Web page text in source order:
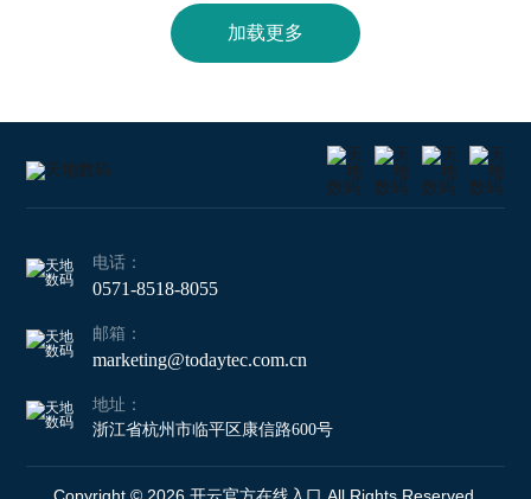
加载更多
电话：
0571-8518-8055
邮箱：
marketing@todaytec.com.cn
地址：
浙江省杭州市临平区康信路600号
Copyright © 2026 开云官方在线入口 All Rights Reserved.